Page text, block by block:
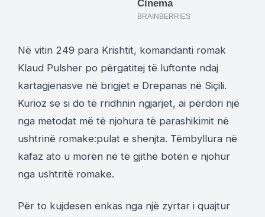
Në vitin 249 para Krishtit, komandanti romak
Klaud Pulsher po përgatitej të luftonte ndaj
kartagjenasve në brigjet e Drepanas në Siçili.
Kurioz se si do të rridhnin ngjarjet, ai përdori një
nga metodat më të njohura të parashikimit në
ushtrinë romake:pulat e shenjta. Tëmbyllura në
kafaz ato u morën në të gjithë botën e njohur
nga ushtritë romake.
Për to kujdesen enkas nga një zyrtar i quajtur